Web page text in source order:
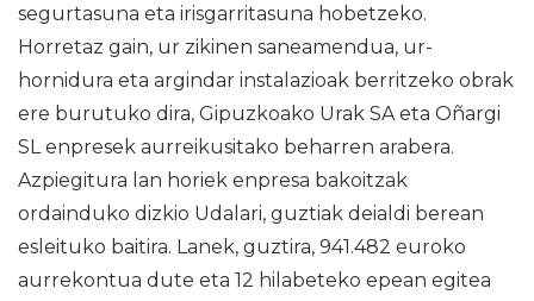
segurtasuna eta irisgarritasuna hobetzeko.
Horretaz gain, ur zikinen saneamendua, ur-
hornidura eta argindar instalazioak berritzeko obrak
ere burutuko dira, Gipuzkoako Urak SA eta Oñargi
SL enpresek aurreikusitako beharren arabera.
Azpiegitura lan horiek enpresa bakoitzak
ordainduko dizkio Udalari, guztiak deialdi berean
esleituko baitira. Lanek, guztira, 941.482 euroko
aurrekontua dute eta 12 hilabeteko epean egitea